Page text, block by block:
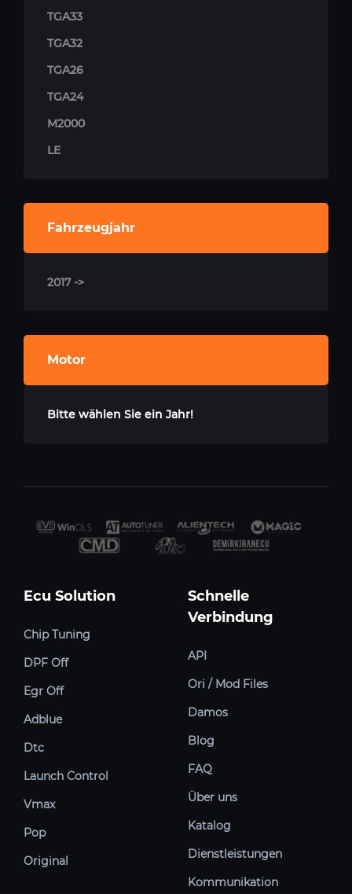
TGA33
TGA32
TGA26
TGA24
M2000
LE
Fahrzeugjahr
2017 ->
Motor
Bitte wählen Sie ein Jahr!
Ecu Solution
Chip Tuning
DPF Off
Egr Off
Adblue
Dtc
Launch Control
Vmax
Pop
Original
Schnelle
Verbindung
API
Ori / Mod Files
Damos
Blog
FAQ
Über uns
Katalog
Dienstleistungen
Kommunikation